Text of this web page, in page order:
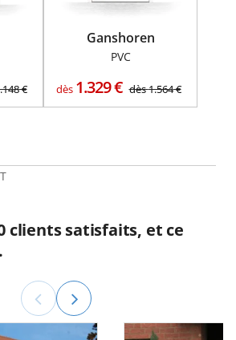
€
Ganshoren
PVC
dès 1.329€ dès1.564€
clients satisfaits, et ce